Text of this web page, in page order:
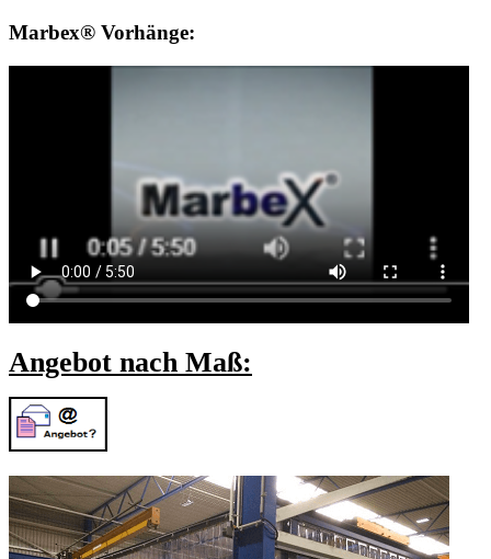
Marbex® Vorhänge:
Angebot nach Maß: